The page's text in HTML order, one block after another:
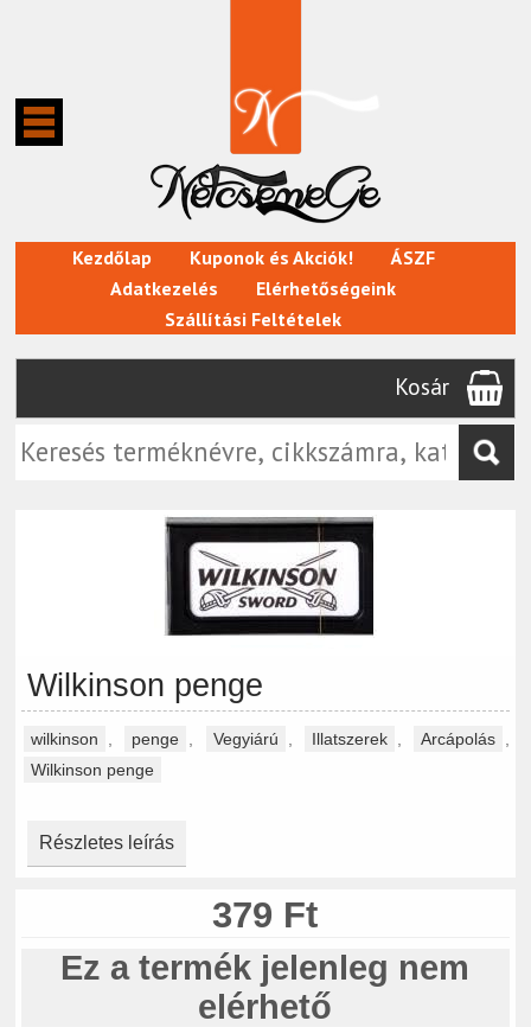
Kezdőlap Kuponok és Akciók!
ÁSZF
Adatkezelés
Elérhetőségeink
Szállítási Feltételek
Kosár
Wilkinson penge
wilkinson penge Vegyiárú Illatszerek Arcápolás
Wilkinson penge
Részletes leírás
379 Ft
Ez a termék jelenleg nem
elérhető